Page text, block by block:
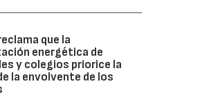
que la
energética de
y colegios priorice la
la envolvente de los